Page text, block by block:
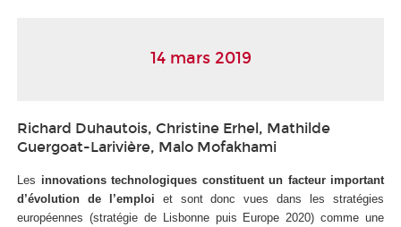
14 mars 2019
Richard Duhautois, Christine Erhel, Mathilde
Guergoat-Larivière, Malo Mofakhami
Les innovations technologiques constituent un facteur important
d’évolution de l’emploi et sont donc vues dans les stratégies
européennes (stratégie de Lisbonne puis Europe 2020) comme une